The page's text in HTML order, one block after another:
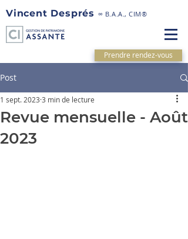
Vincent Després ∞ B.A.A., CIM®
Prendre rendez-vous
Post
Revue mensuelle - Août
2023
1 sept. 2023 3 min de lecture